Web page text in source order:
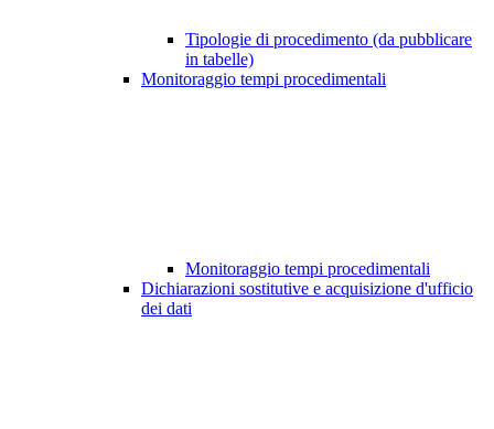
Tipologie di procedimento (da pubblicare
in tabelle)
Monitoraggio tempi procedimentali
Monitoraggio tempi procedimentali
Dichiarazioni sostitutive e acquisizione d'ufficio
dei dati